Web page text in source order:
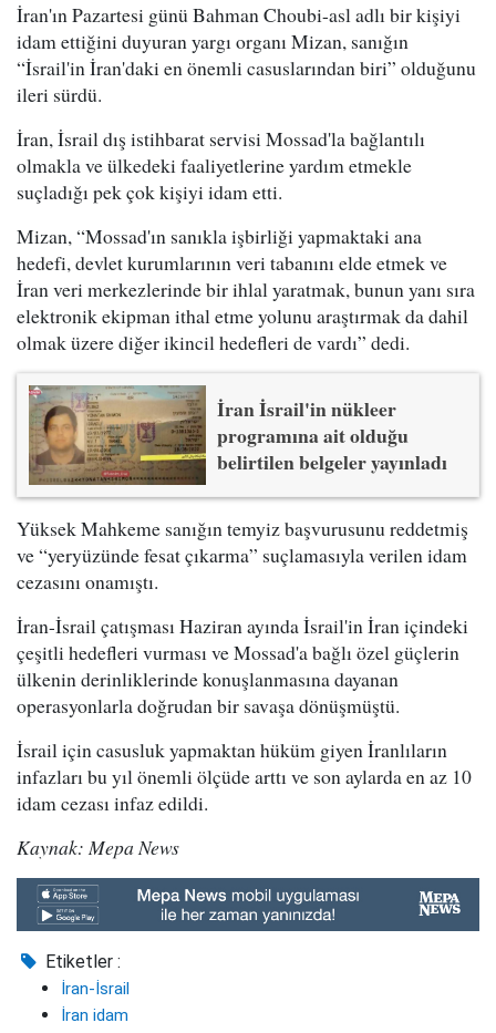
İran'ın Pazartesi günü Bahman Choubi-asl adlı bir kişiyi
idam ettiğini duyuran yargı organı Mizan, sanığın
“İsrail'in İran'daki en önemli casuslarından biri” olduğunu
ileri sürdü.
İran, İsrail dış istihbarat servisi Mossad'la bağlantılı
olmakla ve ülkedeki faaliyetlerine yardım etmekle
suçladığı pek çok kişiyi idam etti.
Mizan, “Mossad'ın sanıkla işbirliği yapmaktaki ana
hedefi, devlet kurumlarının veri tabanını elde etmek ve
İran veri merkezlerinde bir ihlal yaratmak, bunun yanı sıra
elektronik ekipman ithal etme yolunu araştırmak da dahil
olmak üzere diğer ikincil hedefleri de vardı” dedi.
İran İsrail'in nükleer
programına ait olduğu
belirtilen belgeler yayınladı
Yüksek Mahkeme sanığın temyiz başvurusunu reddetmiş
ve “yeryüzünde fesat çıkarma” suçlamasıyla verilen idam
cezasını onamıştı.
İran-İsrail çatışması Haziran ayında İsrail'in İran içindeki
çeşitli hedefleri vurması ve Mossad'a bağlı özel güçlerin
ülkenin derinliklerinde konuşlanmasına dayanan
operasyonlarla doğrudan bir savaşa dönüşmüştü.
İsrail için casusluk yapmaktan hüküm giyen İranlıların
infazları bu yıl önemli ölçüde arttı ve son aylarda en az 10
idam cezası infaz edildi.
Kaynak: Mepa News
Etiketler :
İran-İsrail
İran idam